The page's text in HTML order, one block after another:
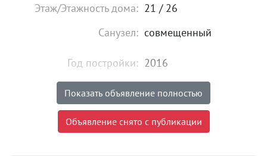
Этаж/Этажность дома: 21 / 26
Санузел: совмещенный
Год постройки: 2016
Состояние: хорошее
Цена: 4 100 000
Показать объявление полностью
Объявление снято с публикации